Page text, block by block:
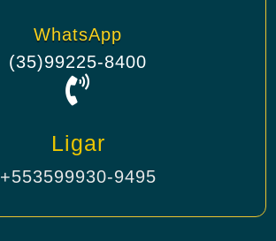
WhatsApp
(35)99225-8400

Ligar
+553599930-9495